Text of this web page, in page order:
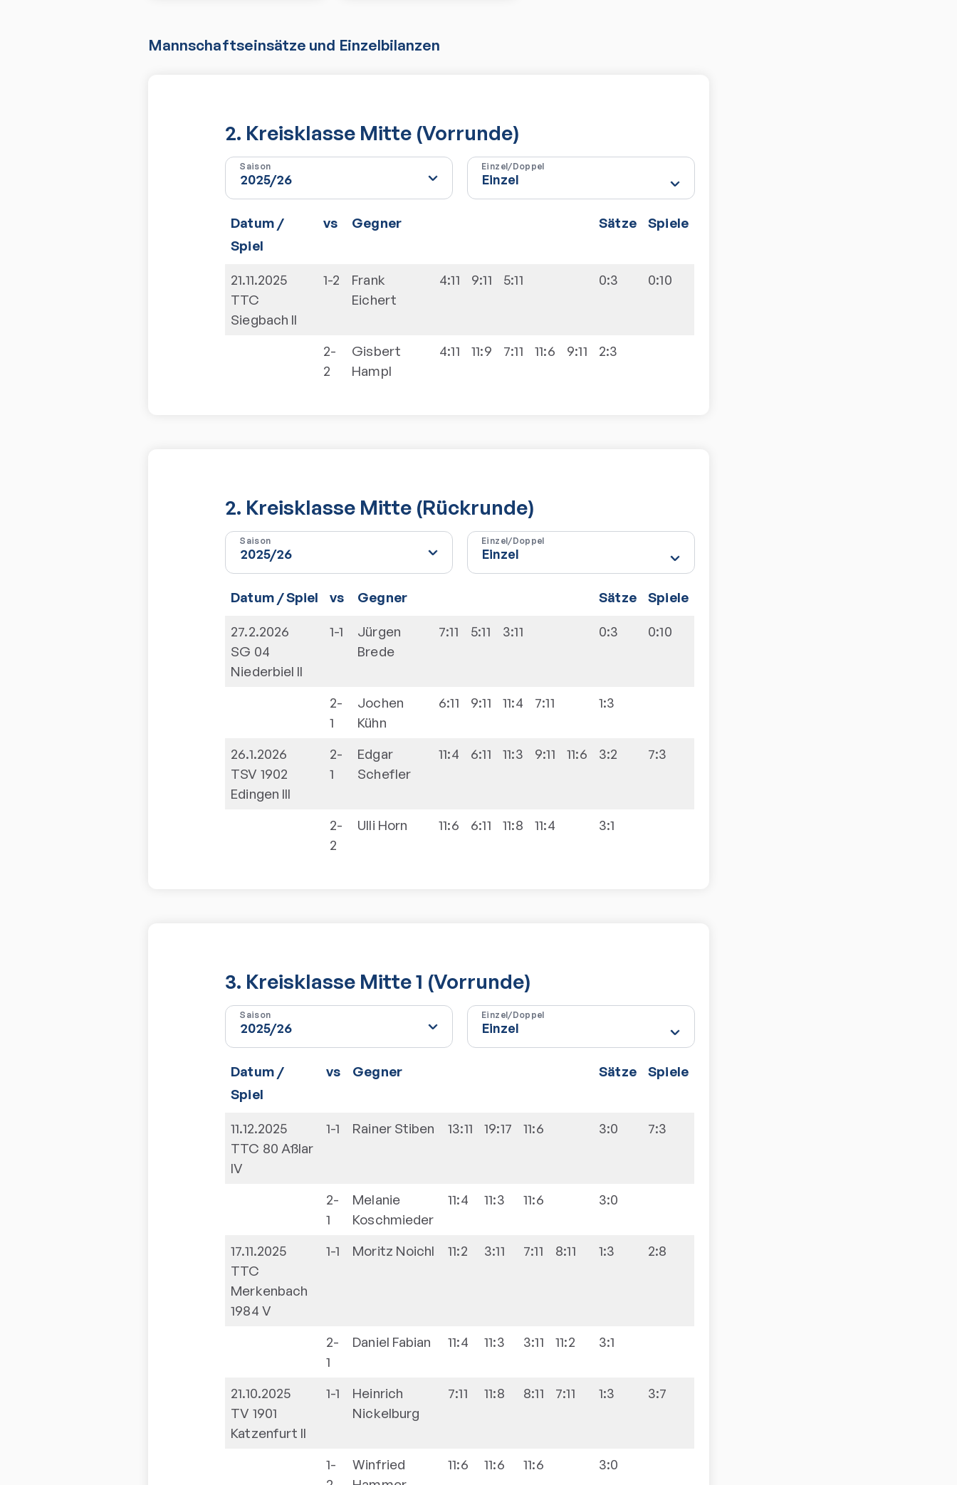
Mannschaftseinsätze und Einzelbilanzen
2. Kreisklasse Mitte (Vorrunde)
Saison Einzel/Doppel
Datum /
Spiel
vs Gegner Sätze Spiele
21.11.2025
TTC
Siegbach II
1-2
Frank
Eichert
4:11 9:11 5:11 0:3 0:10
2-
2
Gisbert
Hampl
4:11 11:9 7:11 11:6 9:11 2:3
2. Kreisklasse Mitte (Rückrunde)
Saison Einzel/Doppel
Datum / Spiel vs Gegner Sätze Spiele
27.2.2026
SG 04
Niederbiel II
1-1
Jürgen
Brede
7:11 5:11 3:11 0:3 0:10
2-
1
Jochen
Kühn
6:11 9:11 11:4 7:11 1:3
26.1.2026
TSV 1902
Edingen III
2-
1
Edgar
Schefler
11:4 6:11 11:3 9:11 11:6 3:2 7:3
2-
2
Ulli Horn 11:6 6:11 11:8 11:4 3:1
3. Kreisklasse Mitte 1 (Vorrunde)
Saison Einzel/Doppel
Datum /
Spiel
vs Gegner Sätze Spiele
11.12.2025
TTC 80 Aßlar
IV
1-1 Rainer Stiben 13:11 19:17 11:6 3:0 7:3
2-
1
Melanie
Koschmieder
11:4 11:3 11:6 3:0
17.11.2025
TTC
Merkenbach
1984 V
1-1 Moritz Noichl 11:2 3:11 7:11 8:11 1:3 2:8
2-
1
Daniel Fabian 11:4 11:3 3:11 11:2 3:1
21.10.2025
TV 1901
Katzenfurt II
1-1
Heinrich
Nickelburg
7:11 11:8 8:11 7:11 1:3 3:7
1-
Winfried
11:6 11:6 11:6 3:0